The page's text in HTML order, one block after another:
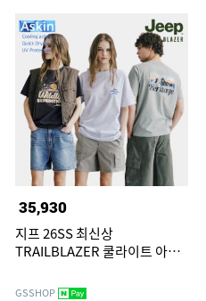
35,930
지프 26SS 최신상
TRAILBLAZER 쿨라이트 아스
TV상품
GSSHOP